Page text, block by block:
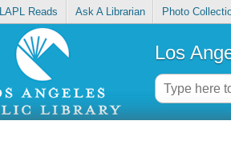
LAPL Reads Ask A Librarian Photo
Los